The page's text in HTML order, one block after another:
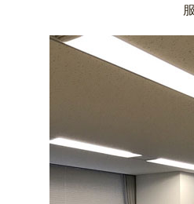
服部教育・文化